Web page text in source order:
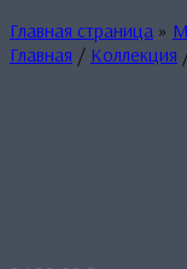
Главная страница »
Главная / Коллекция